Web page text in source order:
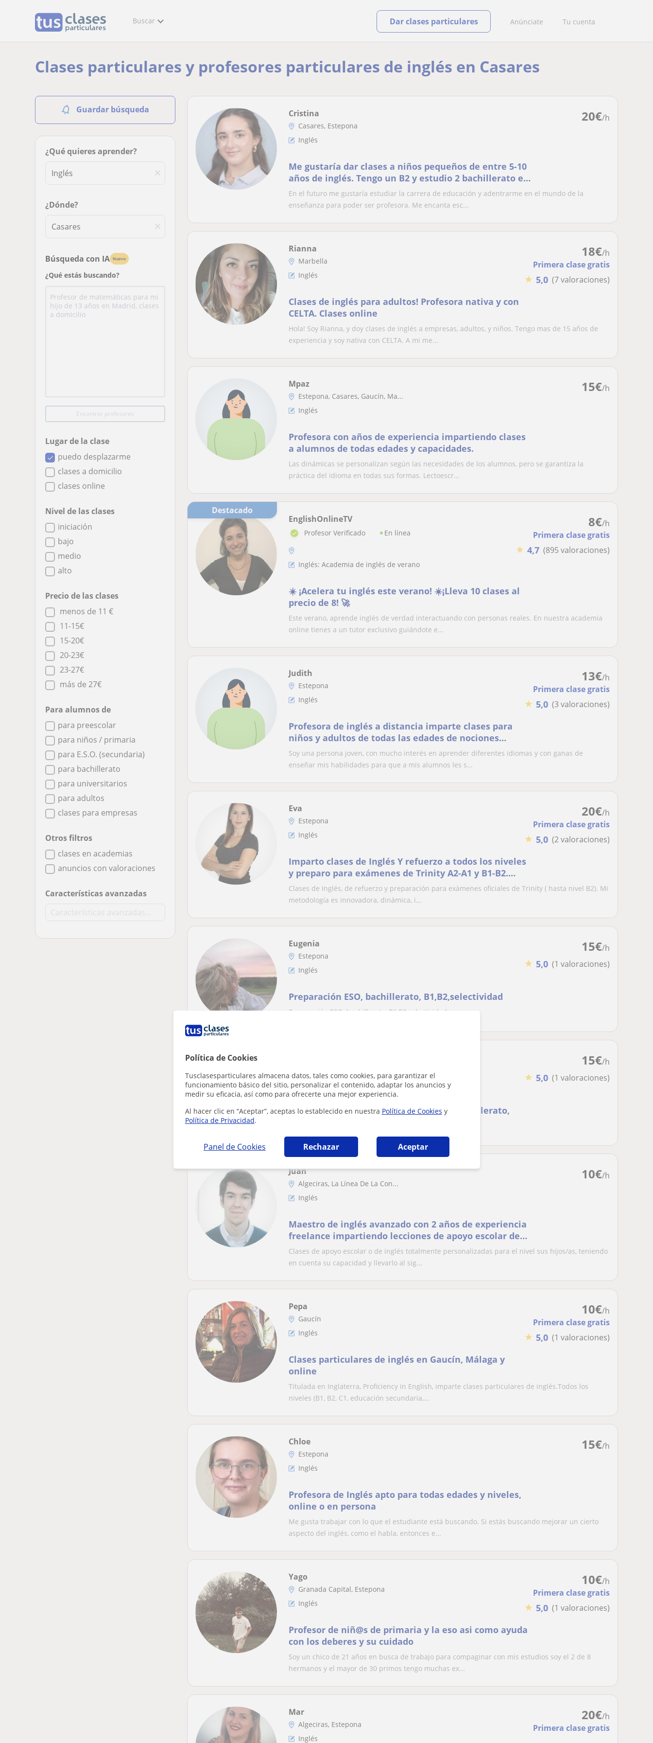
Política de Cookies
Tusclasesparticulares almacena datos, tales como cookies, para garantizar el
funcionamiento básico del sitio, personalizar el contenido, adaptar los anuncios y
medir su eficacia, así como para ofrecerte una mejor experiencia.
Al hacer clic en “Aceptar”, aceptas lo establecido en nuestra Política de Cookies y
Política de Privacidad.
Panel de Cookies Rechazar Aceptar
Buscar Anúnciate Tu cuenta
Dar clases particulares
Clases particulares y profesores particulares de inglés en Casares
Guardar búsqueda
¿Qué quieres aprender?
¿Dónde?
Búsqueda con IA Nuevo
¿Qué estás buscando?
Encontrar profesores
Lugar de la clase
puedo desplazarme
clases a domicilio
clases online
Nivel de las clases
iniciación
bajo
medio
alto
Precio de las clases
menos de 11 €
11-15€
15-20€
20-23€
23-27€
más de 27€
Para alumnos de
para preescolar
para niños / primaria
para E.S.O. (secundaria)
para bachillerato
para universitarios
para adultos
clases para empresas
Otros filtros
clases en academias
anuncios con valoraciones
Características avanzadas
20€/h
Cristina
Casares, Estepona
Inglés
Me gustaría dar clases a niños pequeños de entre 5-10
años de inglés. Tengo un B2 y estudio 2 bachillerato en
un colegio inteenaci
En el futuro me gustaría estudiar la carrera de educación y adentrarme en el mundo de la
enseñanza para poder ser profesora. Me encanta esc...
18€/h
Primera clase gratis
★ 5,0 (7 valoraciones)
Rianna
Marbella
Inglés
Clases de inglés para adultos! Profesora nativa y con
CELTA. Clases online
Hola! Soy Rianna, y doy clases de inglés a empresas, adultos, y niños. Tengo mas de 15 años de
experiencia y soy nativa con CELTA. A mi me...
15€/h
Mpaz
Estepona, Casares, Gaucín, Ma...
Inglés
Profesora con años de experiencia impartiendo clases
a alumnos de todas edades y capacidades.
Las dinámicas se personalizan según las necesidades de los alumnos, pero se garantiza la
práctica del idioma en todas sus formas. Lectoescr...
Destacado
8€/h
Primera clase gratis
★ 4,7 (895 valoraciones)
EnglishOnlineTV
Profesor Verificado En línea
Inglés: Academia de inglés de verano
☀️ ¡Acelera tu inglés este verano! ☀️¡Lleva 10 clases al
precio de 8! 🚀
Este verano, aprende inglés de verdad interactuando con personas reales. En nuestra academia
online tienes a un tutor exclusivo guiándote e...
13€/h
Primera clase gratis
★ 5,0 (3 valoraciones)
Judith
Estepona
Inglés
Profesora de inglés a distancia imparte clases para
niños y adultos de todas las edades de nociones
básicas e intermedias
Soy una persona joven, con mucho interés en aprender diferentes idiomas y con ganas de
enseñar mis habilidades para que a mis alumnos les s...
20€/h
Primera clase gratis
★ 5,0 (2 valoraciones)
Eva
Estepona
Inglés
Imparto clases de Inglés Y refuerzo a todos los niveles
y preparo para exámenes de Trinity A2-A1 y B1-B2.
Docente con más de 10 años de experiencia
demostrable en todos los sectores ( público y privado)
Clases de Inglés, de refuerzo y preparación para exámenes oficiales de Trinity ( hasta nivel B2). Mi
metodología es innovadora, dinámica, i...
15€/h
★ 5,0 (1 valoraciones)
Eugenia
Estepona
Inglés
Preparación ESO, bachillerato, B1,B2,selectividad
Preparación ESO, bachillerato, B1,B2,selectividad.
15€/h
★ 5,0 (1 valoraciones)
Inglés
Se dan clases particulares, nivel ESO, Bachillerato,
10€/h
Juan
Algeciras, La Línea De La Con...
Inglés
Maestro de inglés avanzado con 2 años de experiencia
freelance impartiendo lecciones de apoyo escolar de
Educación Primaria o de la lengua inglesa.
Clases de apoyo escolar o de inglés totalmente personalizadas para el nivel sus hijos/as, teniendo
en cuenta su capacidad y llevarlo al sig...
10€/h
Primera clase gratis
★ 5,0 (1 valoraciones)
Pepa
Gaucín
Inglés
Clases particulares de inglés en Gaucín, Málaga y
online
Titulada en Inglaterra, Proficiency in English, imparte clases particulares de inglés.Todos los
niveles (B1, B2, C1, educación secundaria,...
15€/h
Chloe
Estepona
Inglés
Profesora de Inglés apto para todas edades y niveles,
online o en persona
Me gusta trabajar con lo que el estudiante está buscando. Si estás buscando mejorar un cierto
aspecto del inglés, como el habla, entonces e...
10€/h
Primera clase gratis
★ 5,0 (1 valoraciones)
Yago
Granada Capital, Estepona
Inglés
Profesor de niñ@s de primaria y la eso asi como ayuda
con los deberes y su cuidado
Soy un chico de 21 años en busca de trabajo para compaginar con mis estudios soy el 2 de 8
hermanos y el mayor de 30 primos tengo muchas ex...
20€/h
Primera clase gratis
Mar
Algeciras, Estepona
Inglés